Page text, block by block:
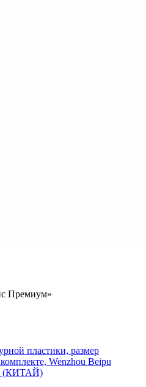
Премиум»
пластики, размер
Wenzhou Beipu
(КИТАЙ)